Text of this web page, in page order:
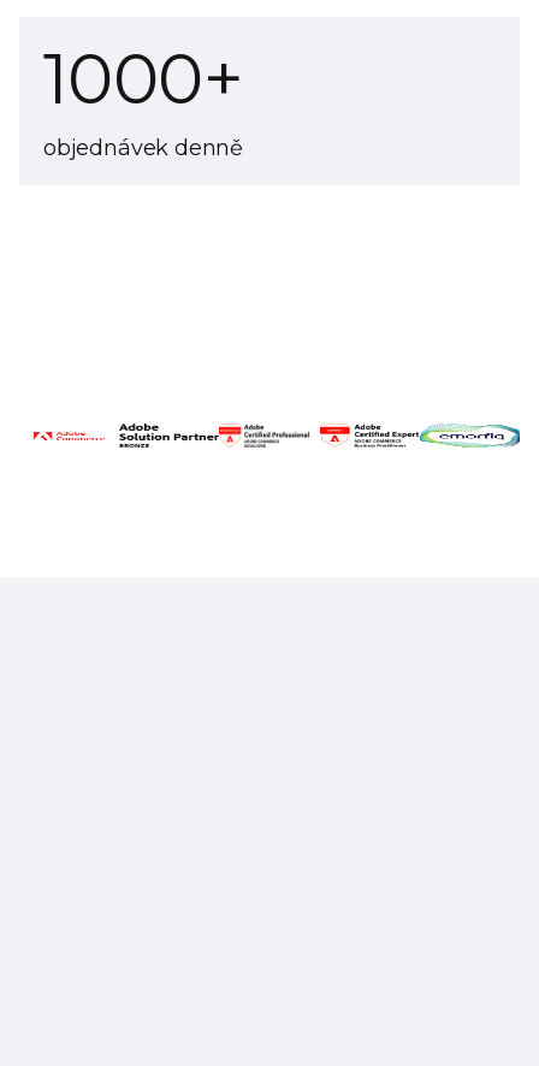
1000+
objednávek denně